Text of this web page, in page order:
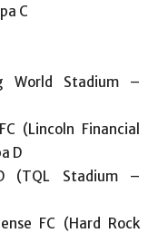
C
World Stadium –
(Lincoln Financial
D
(TQL Stadium –
FC (Hard Rock